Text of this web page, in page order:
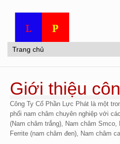
Giới thiệu
Công Ty Cổ Phần Lực Phát là một
phối nam châm chuyên nghiệp với
(Nam châm trắng), Nam châm Smco,
Ferrite (nam châm đen), Nam châm